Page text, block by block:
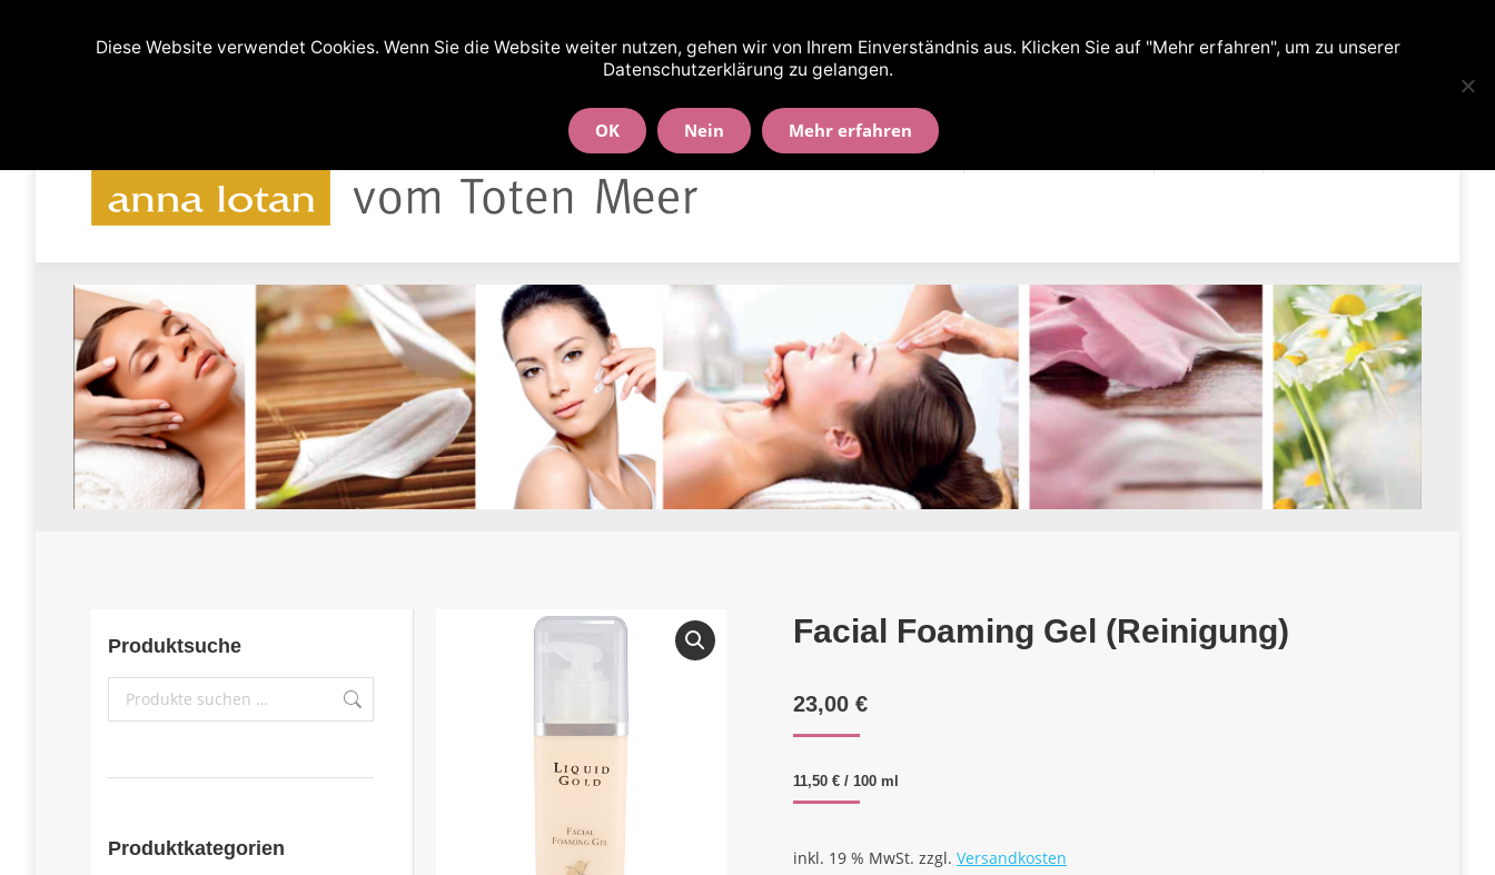
Willkommen!
Facial Foaming Gel (Reinigung)
23,00 €
11,50 € / 100 ml
inkl. 19 % MwSt. zzgl. Versandkosten
Produktsuche
Produktkategorien
Diese Website verwendet Cookies. Wenn Sie die Website weiter nutzen, gehen wir von Ihrem Einverständnis aus. Klicken Sie auf "Mehr erfahren", um zu unserer
Datenschutzerklärung zu gelangen.
OK Nein Mehr erfahren